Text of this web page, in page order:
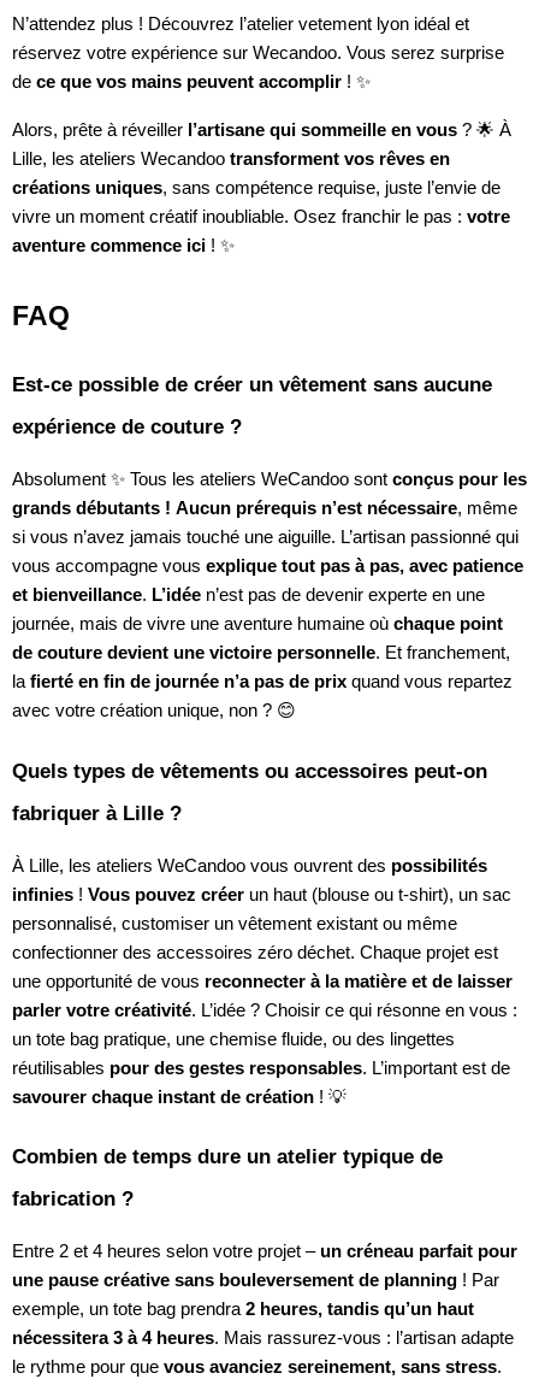
N’attendez plus ! Découvrez l’atelier vetement lyon idéal et
réservez votre expérience sur Wecandoo. Vous serez surprise
de ce que vos mains peuvent accomplir ! ✨
Alors, prête à réveiller l’artisane qui sommeille en vous ? 🌟 À
Lille, les ateliers Wecandoo transforment vos rêves en
créations uniques, sans compétence requise, juste l’envie de
vivre un moment créatif inoubliable. Osez franchir le pas : votre
aventure commence ici ! ✨
FAQ
Est-ce possible de créer un vêtement sans aucune
expérience de couture ?
Absolument ✨ Tous les ateliers WeCandoo sont conçus pour les
grands débutants ! Aucun prérequis n’est nécessaire, même
si vous n’avez jamais touché une aiguille. L’artisan passionné qui
vous accompagne vous explique tout pas à pas, avec patience
et bienveillance. L’idée n’est pas de devenir experte en une
journée, mais de vivre une aventure humaine où chaque point
de couture devient une victoire personnelle. Et franchement,
la fierté en fin de journée n’a pas de prix quand vous repartez
avec votre création unique, non ? 😊
Quels types de vêtements ou accessoires peut-on
fabriquer à Lille ?
À Lille, les ateliers WeCandoo vous ouvrent des possibilités
infinies ! Vous pouvez créer un haut (blouse ou t-shirt), un sac
personnalisé, customiser un vêtement existant ou même
confectionner des accessoires zéro déchet. Chaque projet est
une opportunité de vous reconnecter à la matière et de laisser
parler votre créativité. L’idée ? Choisir ce qui résonne en vous :
un tote bag pratique, une chemise fluide, ou des lingettes
réutilisables pour des gestes responsables. L’important est de
savourer chaque instant de création ! 💡
Combien de temps dure un atelier typique de
fabrication ?
Entre 2 et 4 heures selon votre projet – un créneau parfait pour
une pause créative sans bouleversement de planning ! Par
exemple, un tote bag prendra2 heures, tandis qu’un haut
nécessitera 3 à 4 heures. Mais rassurez-vous : l’artisan adapte
le rythme pour que vous avanciez sereinement, sans stress.